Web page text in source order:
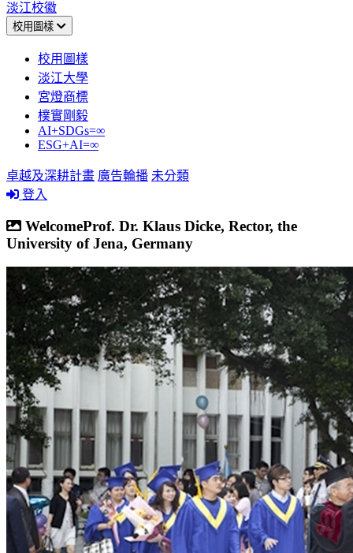
淡江校徽
校用圖樣
校用圖樣
淡江大學
宮燈商標
樸實剛毅
AI+SDGs=∞
ESG+AI=∞
卓越及深耕計畫 廣告輪播 未分類
登入
WelcomeProf. Dr. Klaus Dicke, Rector, the
University of Jena, Germany